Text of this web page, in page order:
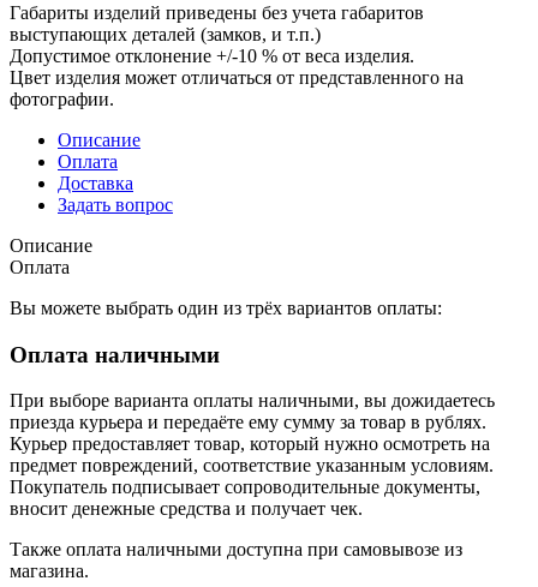
Габариты изделий приведены без учета габаритов
выступающих деталей (замков, и т.п.)
Допустимое отклонение +/-10 % от веса изделия.
Цвет изделия может отличаться от представленного на
фотографии.
Описание
Оплата
Доставка
Задать вопрос
Описание
Оплата
Вы можете выбрать один из трёх вариантов оплаты:
Оплата наличными
При выборе варианта оплаты наличными, вы дожидаетесь
приезда курьера и передаёте ему сумму за товар в рублях.
Курьер предоставляет товар, который нужно осмотреть на
предмет повреждений, соответствие указанным условиям.
Покупатель подписывает сопроводительные документы,
вносит денежные средства и получает чек.
Также оплата наличными доступна при самовывозе из
магазина.